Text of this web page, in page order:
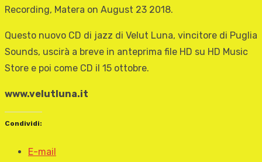
Recording, Matera on August 23 2018.
Questo nuovo CD di jazz di Velut Luna, vincitore di Puglia
Sounds, uscirà a breve in anteprima file HD su HD Music
Store e poi come CD il 15 ottobre.
www.velutluna.it
Condividi:
E-mail